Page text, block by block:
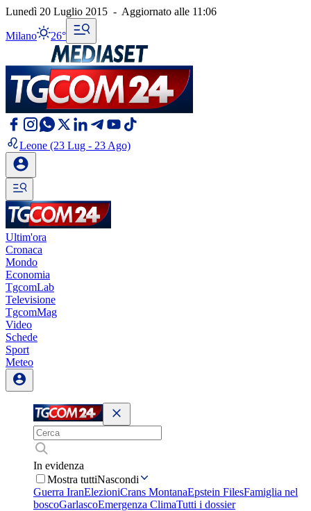
Lunedì 20 Luglio 2015 - Aggiornato alle 11:06
Milano 26°
Leone (23 Lug - 23 Ago)
Ultim'ora
Cronaca
Mondo
Economia
TgcomLab
Televisione
TgcomMag
Video
Schede
Sport
Meteo
In evidenza
Mostra tuttiNascondi
Guerra IranElezioniCrans MontanaEpstein FilesFamiglia nel
boscoGarlascoEmergenza ClimaTutti i dossier